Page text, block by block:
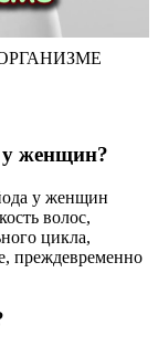
у женщин?
у женщин
волос,
цикла,
преждевременно